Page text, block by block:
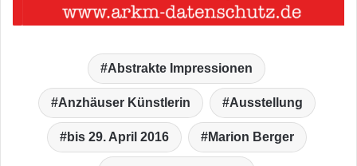
Abstrakte Impressionen
Anzhäuser Künstlerin Ausstellung
bis 29. April 2016 Marion Berger